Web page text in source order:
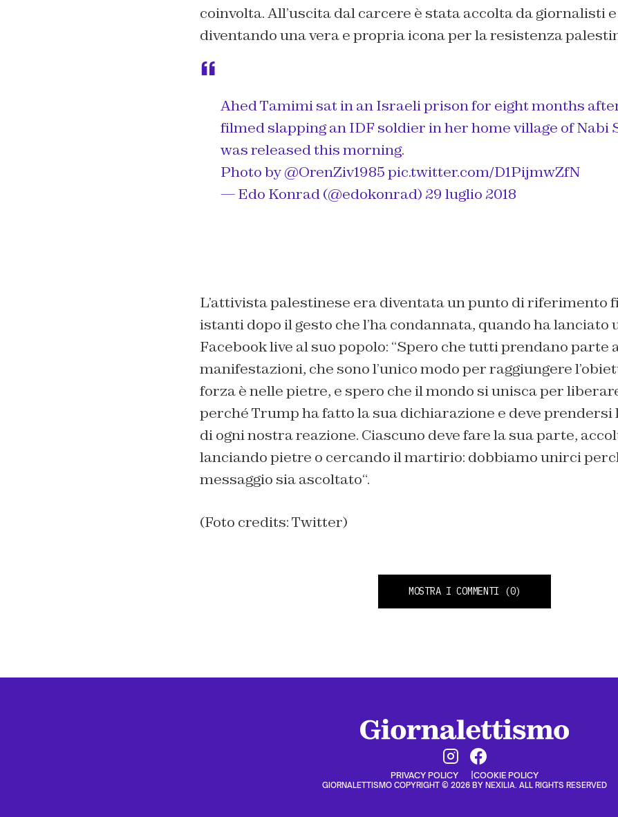
coinvolta. All’uscita dal carcere è stata accolta da giornalisti
diventando una vera e propria icona per la resistenza
Ahed Tamimi sat in an Israeli prison for eight months
filmed slapping an IDF soldier in her home village of Nabi
was released this morning.
Photo by@OrenZiv1985pic.twitter.com/D1PijmwZfN
— Edo Konrad (@edokonrad) 29 luglio 2018
L’attivista palestinese era diventata un punto di riferimento
istanti dopo il gesto che l’ha condannata, quando ha lanciato
Facebook live al suo popolo: “Spero che tutti prendano parte
manifestazioni, che sono l’unico modo per raggiungere
forza è nelle pietre, e spero che il mondo si unisca per
perché Trump ha fatto la sua dichiarazione e deve
di ogni nostra reazione. Ciascuno deve fare la sua parte,
lanciando pietre o cercando il martirio: dobbiamo unirci
messaggio sia ascoltato“.
(Foto credits: Twitter)
MOSTRA I COMMENTI (0)
PRIVACY POLICY COOKIE POLICY
GIORNALETTISMO COPYRIGHT © 2026 BY NEXILIA. ALL RIGHTS RESERVED